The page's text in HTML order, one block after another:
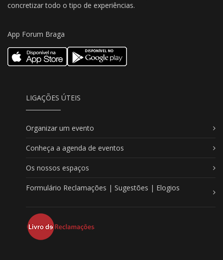
concretizar todo o tipo de experiências.
App Forum Braga
LIGAÇÕES ÚTEIS
Organizar um evento
Conheça a agenda de eventos
Os nossos espaços
Formulário Reclamações | Sugestões | Elogios